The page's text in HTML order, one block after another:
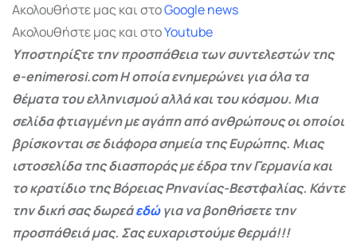
Ακολουθήστε μας και στοGooglenews
Ακολουθήστε μας και στοYoutube
Υποστηρίξτε την προσπάθεια των συντελεστών της
e-enimerosi.com Η οποία ενημερώνει για όλα τα
θέματα του ελληνισμού αλλά και του κόσμου. Μια
σελίδα φτιαγμένη με αγάπη από ανθρώπους οι οποίοι
βρίσκονται σε διάφορα σημεία της Ευρώπης. Μιας
ιστοσελίδα της διασποράς με έδρα την Γερμανία και
το κρατίδιο της Βόρειας Ρηνανίας-Βεστφαλίας. Κάντε
την δική σας δωρεάεδώγια να βοηθήσετε την
προσπάθειά μας. Σας ευχαριστούμε θερμά!!!